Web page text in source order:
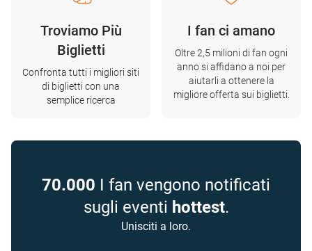
Troviamo Più
Biglietti
Confronta tutti i migliori siti
di biglietti con una
semplice ricerca
I fan ci amano
Oltre 2,5 milioni di fan ogni
anno si affidano a noi per
aiutarli a ottenere la
migliore offerta sui biglietti.
70.000 I fan vengono notificati
sugli eventi hottest.
Unisciti a loro.